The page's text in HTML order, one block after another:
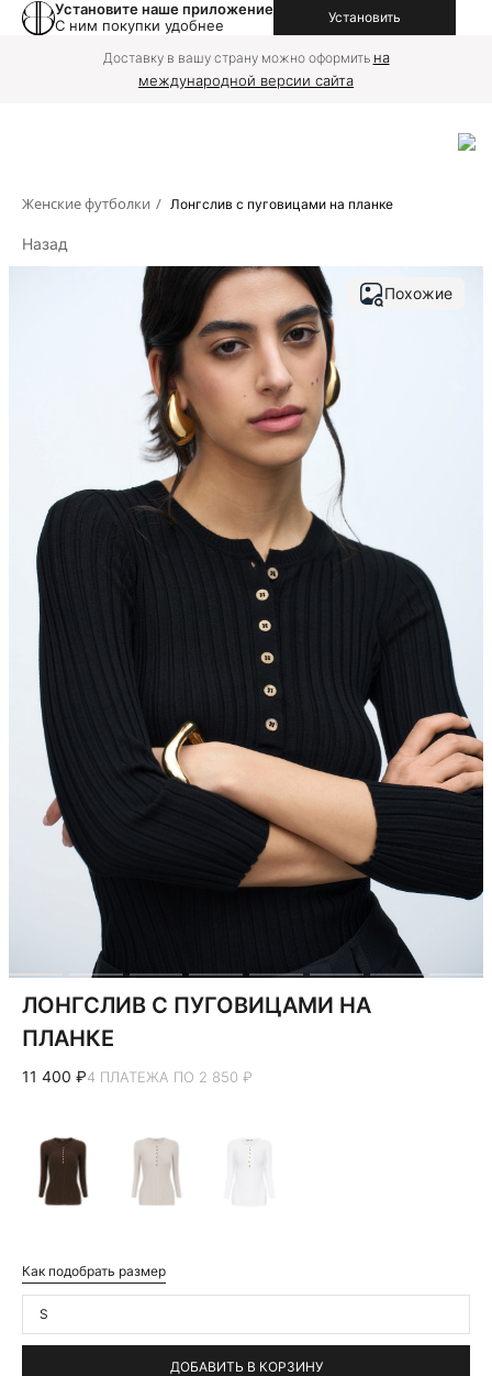
Установите наше приложение
С ним покупки удобнее
Установить
Доставку в вашу страну можно оформить на
международной версии сайта
Женские футболки / Лонгслив с пуговицами на планке
Назад
Похожие
ЛОНГСЛИВ С ПУГОВИЦАМИ НА
ПЛАНКЕ
11 400 ₽4 ПЛАТЕЖА ПО 2 850 ₽
Как подобрать размер
S
ДОБАВИТЬ В КОРЗИНУ